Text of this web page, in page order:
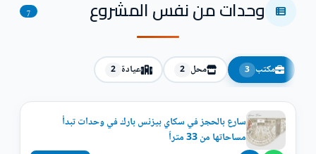
وحدات من نفس المشروع 7
مكتب 3 محل 2 عيادة 2
سارع بالحجز في سكاي بيزنس بارك في وحدات تبدأ
مساحاتها من 33 متراً